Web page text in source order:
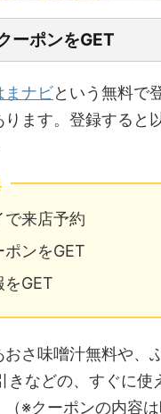
ーポンをGET
まナビという無料で
ます。登録すると
で来店予約
ポンをGET
をGET
さ味噌汁無料や、
きなどの、すぐに使
（※クーポンの内容